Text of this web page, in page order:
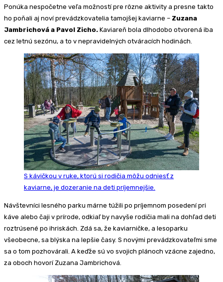
Ponúka nespočetne veľa možností pre rôzne aktivity a presne takto
ho poňali aj noví prevádzkovatelia tamojšej kaviarne – Zuzana
Jambrichová a Pavol Zicho. Kaviareň bola dlhodobo otvorená iba
cez letnú sezónu, a to v nepravidelných otváracích hodinách.
S kávičkou v ruke, ktorú si rodičia môžu odniesť z
kaviarne, je dozeranie na deti príjemnejšie.
Návštevníci lesného parku márne túžili po príjemnom posedení pri
káve alebo čaji v prírode, odkiaľ by navyše rodičia mali na dohľad deti
roztrúsené po ihriskách. Zdá sa, že kaviarničke, a lesoparku
všeobecne, sa blýska na lepšie časy. S novými prevádzkovateľmi sme
sa o tom pozhovárali. A keďže sú vo svojich plánoch vzácne zajedno,
za oboch hovorí Zuzana Jambrichová.